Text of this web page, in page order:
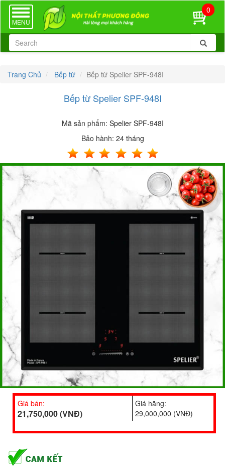
TOGGLE
NAVIGATION
MENU
0
Trang Chủ Bếp từ Bếp từ Spelier SPF-948I
Bếp từ Spelier SPF-948I
Mã sản phẩm: Spelier SPF-948I
Bảo hành: 24 tháng
Giá bán:
21,750,000 (VNĐ)
Giá hãng:
29,000,000 (VNĐ)